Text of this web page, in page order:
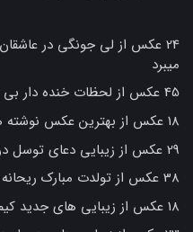
24 عکس از لی جونگی در
میبرد
45 عکس از لحظات خنده دار بی تی اس با جملات دلنشین
18 عکس از بهترین عکس نوشته های تبریک تولد به خواهرم
29 عکس از زیبایی دعای توسل در قاب تصویر
38 عکس از تولدت مبارک ریحانه جان به یادماندنی
18 عکس از زیبایی های جدید کیم تهیونگ برای طرفدارانش